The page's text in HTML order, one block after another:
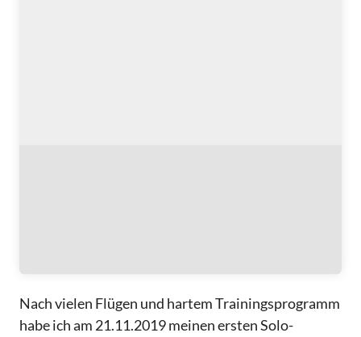
Nach vielen Flügen und hartem Trainingsprogramm
habe ich am 21.11.2019 meinen ersten Solo-